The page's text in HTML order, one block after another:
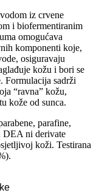
iz crvene
i biofermentiranim
omogućava
komponenti koje,
osiguravaju
kožu i bori se
Formulacija sadrži
“ravna” kožu,
kože od sunca.
parafine,
DEA ni derivate
koži. Testirana